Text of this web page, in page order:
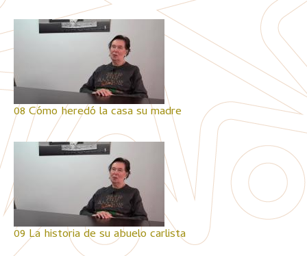
08 Cómo heredó la casa su madre
09 La historia de su abuelo carlista